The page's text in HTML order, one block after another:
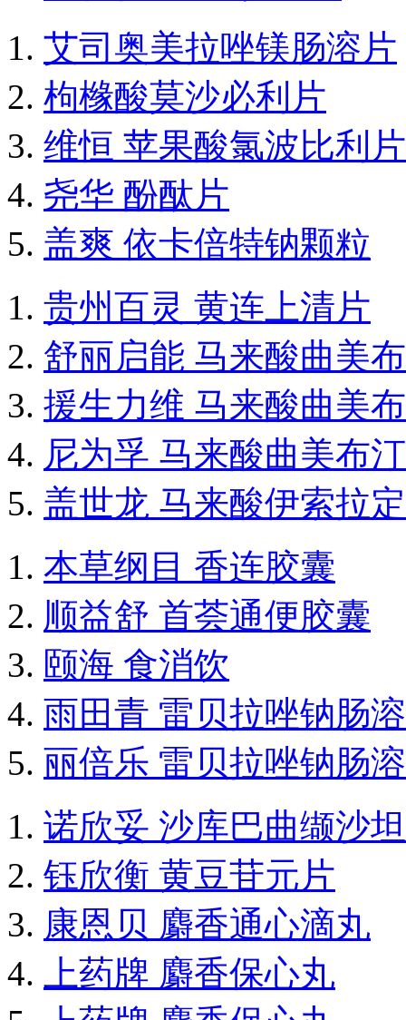
艾司奥美拉唑镁肠溶片
枸橼酸莫沙必利片
维恒 苹果酸氯波比利片
尧华 酚酞片
盖爽 依卡倍特钠颗粒
贵州百灵 黄连上清片
舒丽启能 马来酸曲美
援生力维 马来酸曲美
尼为孚 马来酸曲美布
盖世龙 马来酸伊索拉
本草纲目 香连胶囊
顺益舒 首荟通便胶囊
颐海 食消饮
雨田青 雷贝拉唑钠肠
丽倍乐 雷贝拉唑钠肠
诺欣妥 沙库巴曲缬沙
钰欣衡 黄豆苷元片
康恩贝 麝香通心滴丸
上药牌 麝香保心丸